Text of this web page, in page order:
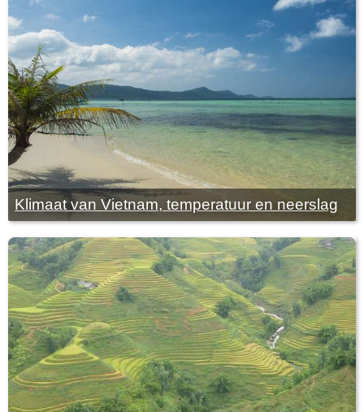
Klimaat van Vietnam, temperatuur en neerslag